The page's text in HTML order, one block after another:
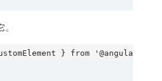
} from '@angular/